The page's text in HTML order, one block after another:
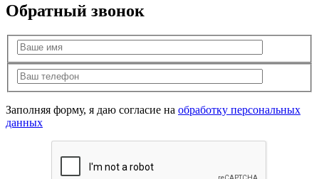
Обратный звонок
Заполняя форму, я даю согласие на обработку персональных
данных